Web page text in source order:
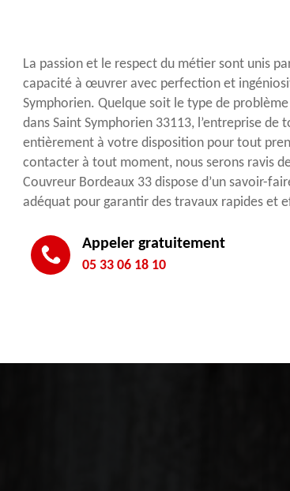
La passion et le respect du métier sont unis
capacité à œuvrer avec perfection et
Symphorien. Quelque soit le type de
dans Saint Symphorien 33113, l’entreprise
entièrement à votre disposition pour tout
contacter à tout moment, nous serons ravis
Couvreur Bordeaux 33 dispose d’un savoir-
adéquat pour garantir des travaux rapides et
Appeler gratuitement
05 33 06 18 10